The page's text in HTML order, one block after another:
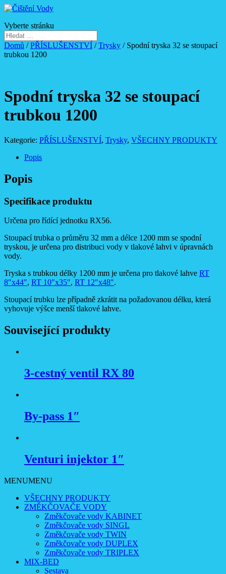
Vyberte stránku
Domů /PŘÍSLUŠENSTVÍ /Trysky / Spodní tryska 32 se stoupací
trubkou 1200
Spodní tryska 32 se stoupací
trubkou 1200
Kategorie: PŘÍSLUŠENSTVÍ, Trysky, VŠECHNY PRODUKTY
Popis
Popis
Specifikace produktu
Určena pro řídící jednotku RX56.
Stoupací trubka o průměru 32 mm a délce 1200 mm se spodní
tryskou, je určena pro distribuci vody v tlakové lahvi v úpravnách
vody.
Tryska s trubkou délky 1200 mm je určena pro tlakové lahve RT
8″x44″, RT 10″x35″, RT 12″x48″.
Stoupací trubku lze případně zkrátit na požadovanou délku, která
vyhovuje výšce menší tlakové lahve.
Související produkty
3-cestný ventil RX 80
By-pass 1″
Venturi injektor 1″
MENUMENU
VŠECHNY PRODUKTY
ZMĚKČOVAČE VODY
Změkčovače vody KABINET
Změkčovače vody SINGL
Změkčovače vody TWIN
Změkčovače vody DUPLEX
Změkčovače vody TRIPLEX
MIX-BED
Sestava